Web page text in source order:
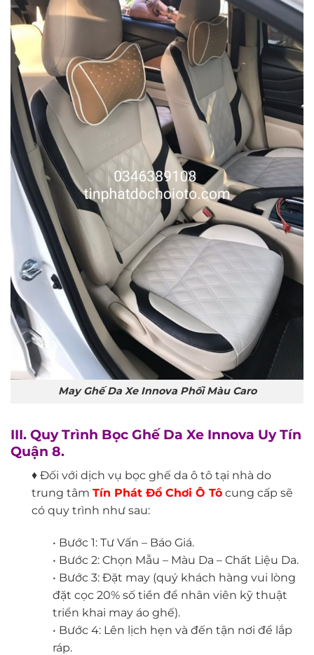
May Ghế Da Xe Innova Phối Màu Caro
III. Quy Trình Bọc Ghế Da Xe Innova Uy Tín
Quận 8.
♦ Đối với dịch vụ bọc ghế da ô tô tại nhà do
trung tâm Tín Phát Đồ Chơi Ô Tô cung cấp sẽ
có quy trình như sau:
• Bước 1: Tư Vấn – Báo Giá.
• Bước 2: Chọn Mẫu – Màu Da – Chất Liệu Da.
• Bước 3: Đặt may (quý khách hàng vui lòng
đặt cọc 20% số tiền để nhân viên kỹ thuật
triển khai may áo ghế).
• Bước 4: Lên lịch hẹn và đến tận nơi để lắp
ráp.